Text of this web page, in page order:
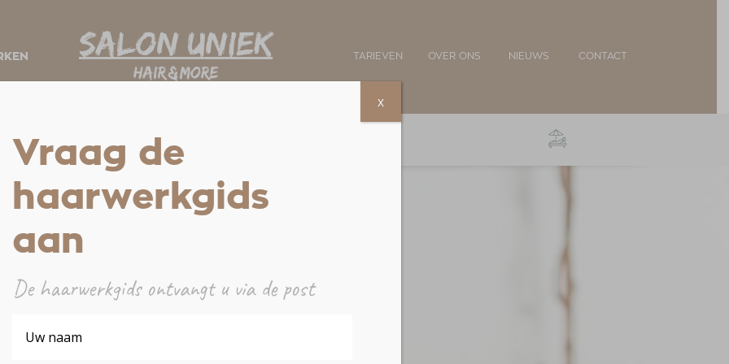
TARIEVEN OVER ONS NIEUWS CONTACT
Vraag de
haarwerkgids
aan
De haarwerkgids ontvangt u via de post
X